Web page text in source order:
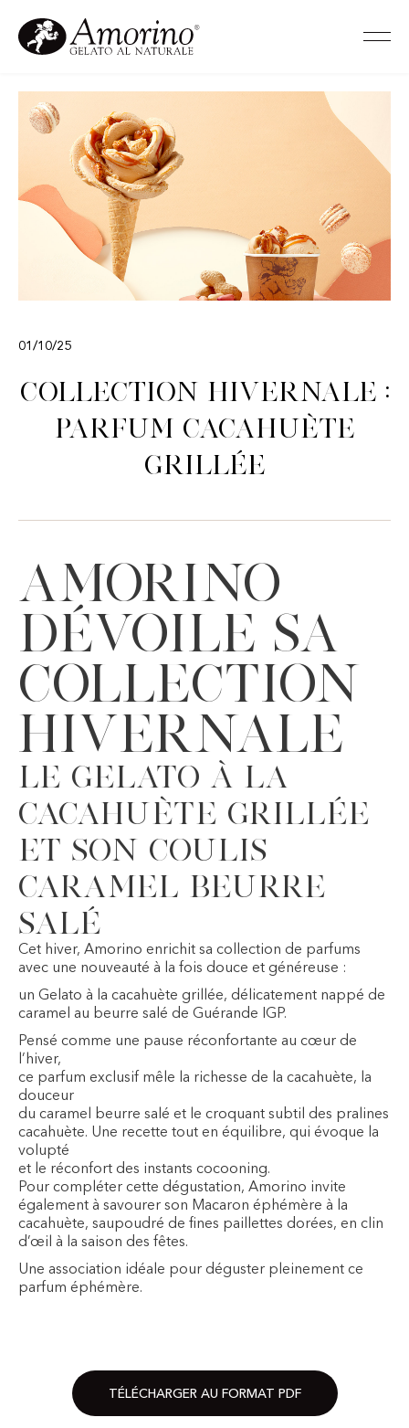
01/10/25
Collection hivernale :
Parfum Cacahuète
grillée
AMORINO
DÉVOILE SA
COLLECTION
HIVERNALE
Le Gelato à la
Cacahuète grillée
et son coulis
Caramel beurre
salé
Cet hiver, Amorino enrichit sa collection de parfums
avec une nouveauté à la fois douce et généreuse :
un Gelato à la cacahuète grillée, délicatement nappé de
caramel au beurre salé de Guérande IGP.
Pensé comme une pause réconfortante au cœur de
l’hiver,
ce parfum exclusif mêle la richesse de la cacahuète, la
douceur
du caramel beurre salé et le croquant subtil des pralines
cacahuète. Une recette tout en équilibre, qui évoque la
volupté
et le réconfort des instants cocooning.
Pour compléter cette dégustation, Amorino invite
également à savourer son Macaron éphémère à la
cacahuète, saupoudré de fines paillettes dorées, en clin
d’œil à la saison des fêtes.
Une association idéale pour déguster pleinement ce
parfum éphémère.
TÉLÉCHARGER AU FORMAT PDF